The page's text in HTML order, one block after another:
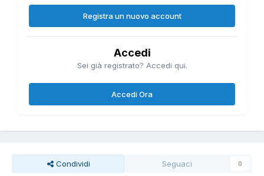
Registra un nuovo account
Accedi
Sei già registrato? Accedi qui.
Accedi Ora
Condividi Seguaci 0